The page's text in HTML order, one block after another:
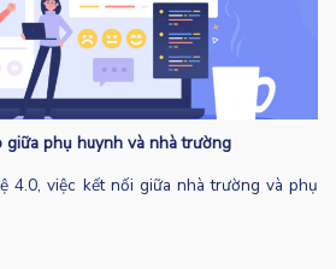
phụ huynh và nhà trường
4.0, việc kết nối giữa nhà trường và phụ